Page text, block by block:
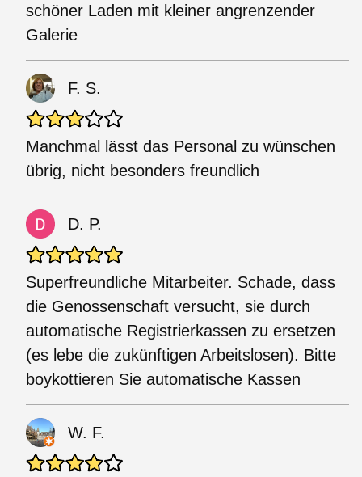
schöner Laden mit kleiner angrenzender
Galerie
F. S.
Manchmal lässt das Personal zu wünschen
übrig, nicht besonders freundlich
D. P.
Superfreundliche Mitarbeiter. Schade, dass
die Genossenschaft versucht, sie durch
automatische Registrierkassen zu ersetzen
(es lebe die zukünftigen Arbeitslosen). Bitte
boykottieren Sie automatische Kassen
W. F.